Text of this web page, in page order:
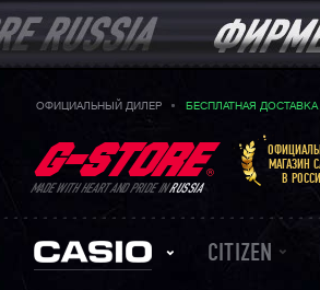
ОФИЦИАЛЬНЫЙ ДИЛЕР БЕСПЛАТНАЯ ДОСТАВКА
MADE WITH HEART AND PRIDE INRUSSIA
МАГАЗИН
В
CITIZEN